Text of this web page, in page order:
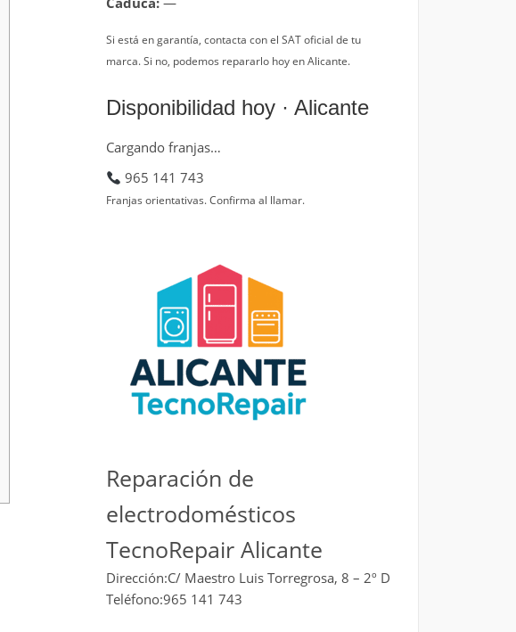
Si está en garantía, contacta con el SAT oficial de tu
marca. Si no, podemos repararlo hoy en Alicante.
Disponibilidad hoy · Alicante
Cargando franjas…
965 141 743
Franjas orientativas. Confirma al llamar.
Reparación de
electrodomésticos
TecnoRepair Alicante
Dirección:C/ Maestro Luis Torregrosa, 8 – 2º D
Teléfono:965 141 743